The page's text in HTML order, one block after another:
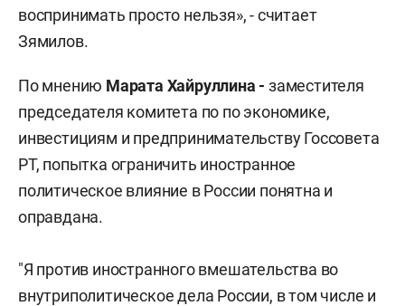
воспринимать просто нельзя», - считает
Зямилов.
По мнению Марата Хайруллина - заместителя
председателя комитета по по экономике,
инвестициям и предпринимательству Госсовета
РТ, попытка ограничить иностранное
политическое влияние в России понятна и
оправдана.
"Я против иностранного вмешательства во
внутриполитическое дела России, в том числе и